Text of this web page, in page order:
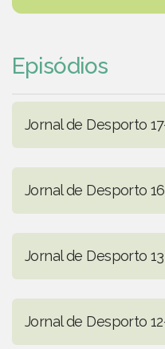
Episódios
Jornal de Desporto
Jornal de Desporto
Jornal de Desporto
Jornal de Desporto